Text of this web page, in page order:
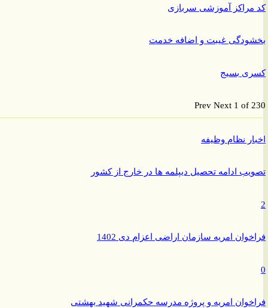
آموزشی سربازی
غیبت و اضافه خدمت
بسیج
PrevNext 1 of
نظام وظیفه
ادامه تحصیل دیپلمه ها در خارج از کشور
امریه سازمان اراضی اعزام دی 1402
امریه و پروژه مدرسه حکمرانی شهید بهشتی